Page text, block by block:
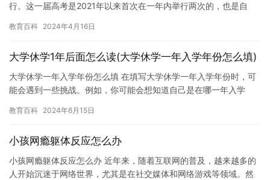
行。这一届高考是2021年以来首次在一年内举行两次的，也是自
教育百科 2024年4月16日
大学休学1年后面怎么读(大学休学一年入学年份怎么填)
大学休学一年入学年份怎么填 在填写大学休学一年入学年份时，可
能会遇到一些挑战。例如，你可能会想知道自己是在哪一年入学
已经…
教育百科 2024年6月15日
小孩网瘾躯体反应怎么办
小孩网瘾躯体反应怎么办 近年来，随着互联网的普及，越来越多的
人开始沉迷于网络世界，尤其是在社交媒体和网络游戏等领域。然